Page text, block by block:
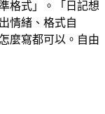
格式」。「日記想
情緒、格式自
麼寫都可以。自由